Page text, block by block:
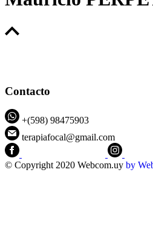
Contacto
+(598) 98475903
terapiafocal@gmail.com
© Copyright 2020 Webcom.uy by